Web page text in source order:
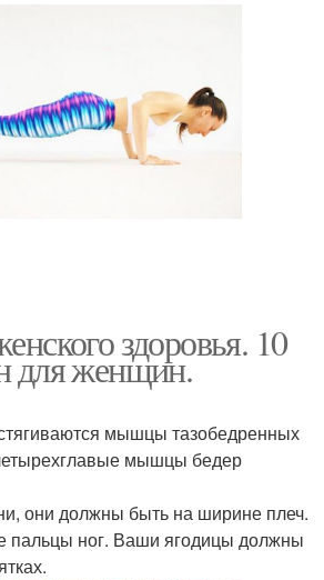
здоровья. 10
для женщин.
мышцы тазобедренных
мышцы бедер
они должны быть на ширине плеч.
пальцы ног. Ваши ягодицы должны